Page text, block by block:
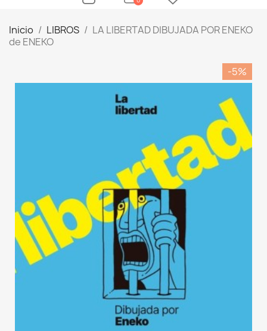
Inicio LIBROS
LA LIBERTAD DIBUJADA POR ENEKO
de ENEKO
-5%